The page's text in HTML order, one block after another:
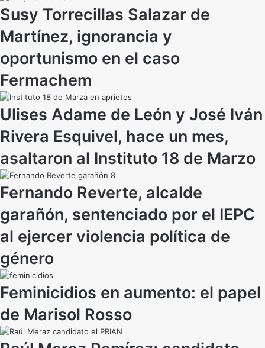
Susy Torrecillas Salazar de
Martínez, ignorancia y
oportunismo en el caso
Fermachem
Ulises Adame de León y José Iván
Rivera Esquivel, hace un mes,
asaltaron al Instituto 18 de Marzo
Fernando Reverte, alcalde
garañón, sentenciado por el IEPC
al ejercer violencia política de
género
Feminicidios en aumento: el papel
de Marisol Rosso